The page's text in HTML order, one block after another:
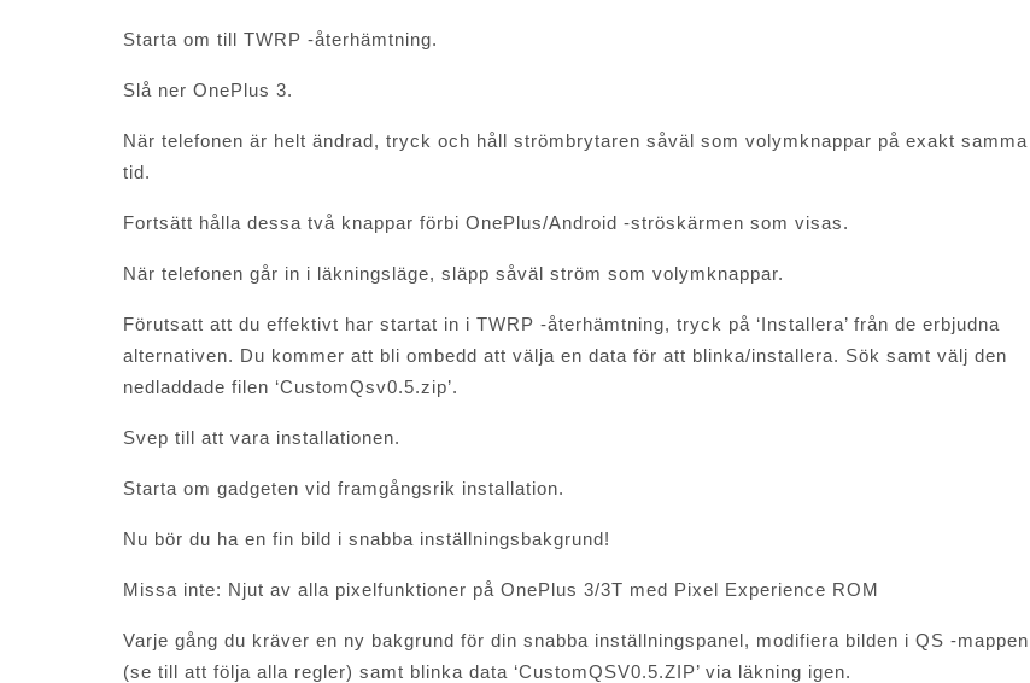
Starta om till TWRP -återhämtning.
Slå ner OnePlus 3.
När telefonen är helt ändrad, tryck och håll strömbrytaren såväl som volymknappar på exakt samma
tid.
Fortsätt hålla dessa två knappar förbi OnePlus/Android -ströskärmen som visas.
När telefonen går in i läkningsläge, släpp såväl ström som volymknappar.
Förutsatt att du effektivt har startat in i TWRP -återhämtning, tryck på ‘Installera’ från de erbjudna
alternativen. Du kommer att bli ombedd att välja en data för att blinka/installera. Sök samt välj den
nedladdade filen ‘CustomQsv0.5.zip’.
Svep till att vara installationen.
Starta om gadgeten vid framgångsrik installation.
Nu bör du ha en fin bild i snabba inställningsbakgrund!
Missa inte: Njut av alla pixelfunktioner på OnePlus 3/3T med Pixel Experience ROM
Varje gång du kräver en ny bakgrund för din snabba inställningspanel, modifiera bilden i QS -mappen
(se till att följa alla regler) samt blinka data ‘CustomQSV0.5.ZIP’ via läkning igen.